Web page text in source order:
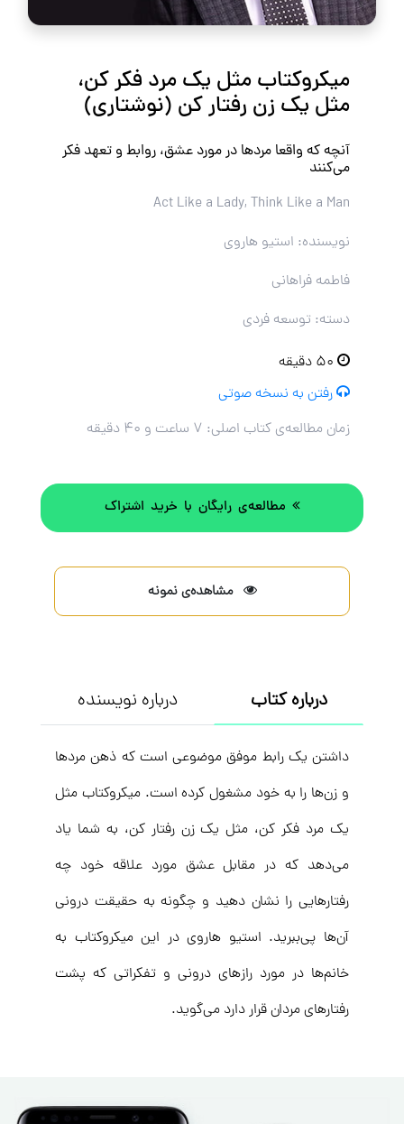
میکروکتاب مثل یک مرد فکر کن،
مثل یک زن رفتار کن (نوشتاری)
آنچه که واقعا مردها در مورد عشق، روابط و تعهد فکر
می‌کنند
Act Like a Lady, Think Like a Man
نویسنده: استیو هاروی
فاطمه فراهانی
دسته: توسعه فردی
رفتن به نسخه صوتی
زمان مطالعه‌ی کتاب اصلی: ۷ ساعت و ۴۰ دقیقه
مطالعه‌ی رایگان با خرید اشتراک
مشاهده‌ی نمونه
درباره کتاب درباره نویسنده
داشتن یک رابط موفق موضوعی است که ذهن مردها
و زن‌ها را به خود مشغول کرده است. میکروکتاب مثل
یک مرد فکر کن، مثل یک زن رفتار کن، به شما یاد
می‌دهد که در مقابل عشق مورد علاقه خود چه
رفتارهایی را نشان دهید و چگونه به حقیقت درونی
آن‌ها پی‌ببرید. استیو هاروی در این میکروکتاب به
خانم‌ها در مورد رازهای درونی و تفکراتی که پشت
رفتارهای مردان قرار دارد می‌گوید.